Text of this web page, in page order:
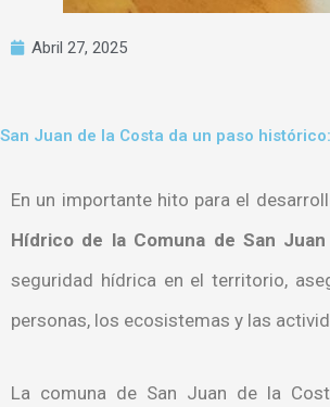
Abril 27, 2025
San Juan de la Costa da un paso
En un importante hito para el
Hídrico de la Comuna de San
seguridad hídrica en el territorio,
personas, los ecosistemas y las
La comuna de San Juan de la